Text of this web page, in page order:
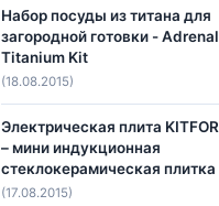
Набор посуды из титана для
загородной готовки -
Titanium Kit
(18.08.2015)
Электрическая плита
– мини индукционная
стеклокерамическая плитка
(17.08.2015)